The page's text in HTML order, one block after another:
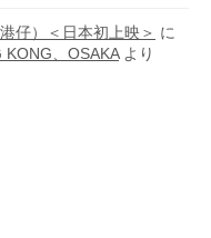
仔）＜日本初上映＞ に
KONG、OSAKAより